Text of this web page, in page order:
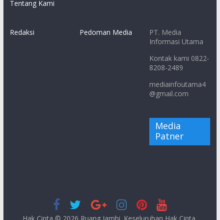
Tentang Kami
Redaksi Pedoman Media
PT. Media
Informasi Utama
Kontak kami 0822-
8208-2489
mediainfoutama4
@gmail.com
Media
Patner